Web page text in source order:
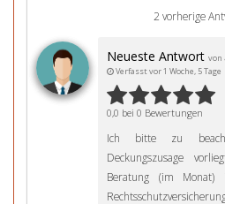
2 vorherige
Neueste Antwort von
Verfasst vor 1 Woche, 5 Tage
0,0 bei 0 Bewertungen
Ich bitte zu
Deckungszusage
Beratung (im